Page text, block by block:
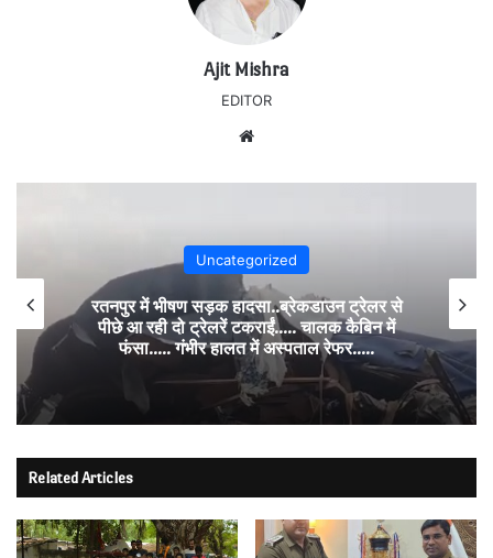
Ajit Mishra
EDITOR
Uncategorized
रतनपुर में भीषण सड़क हादसा..ब्रेकडाउन ट्रेलर से
पीछे आ रही दो ट्रेलरें टकराईं….. चालक कैबिन में
फंसा….. गंभीर हालत में अस्पताल रेफर…..
Related Articles